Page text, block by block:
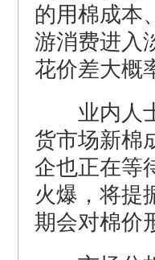
的用棉成本
游消费进入
花价差大概
业内人士
货市场新棉
企也正在等
火爆，将提
期会对棉价